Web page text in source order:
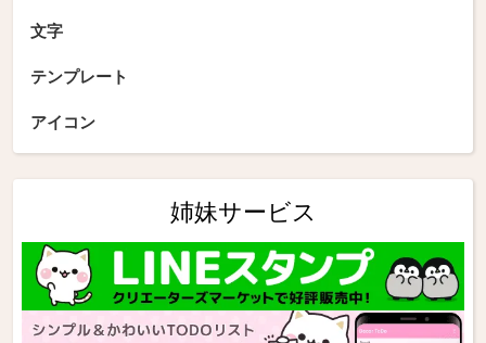
文字
テンプレート
アイコン
姉妹サービス